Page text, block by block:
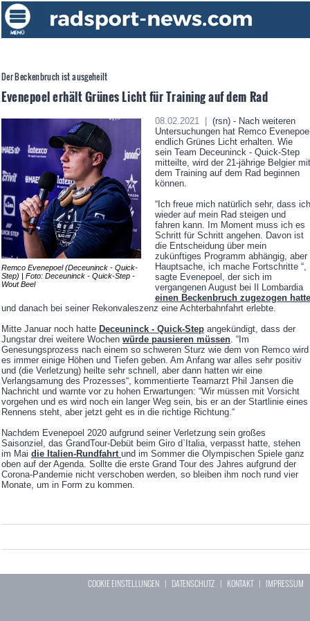
Der Beckenbruch ist ausgeheilt
Evenepoel erhält Grünes Licht für Training auf dem Rad
Remco Evenepoel (Deceuninck - Quick-
Step) | Foto: Deceuninck - Quick-Step -
Wout Beel
08.02.2021 |
(rsn) - Nach weiteren
Untersuchungen hat Remco
endlich Grünes Licht erhalten. Wie
sein Team Deceuninck - Quick-Step
mitteilte, wird der 21-jährige Belgier mit
dem Training auf dem Rad beginnen
können.
“Ich freue mich natürlich sehr, dass ich
wieder auf mein Rad steigen und
fahren kann. Im Moment muss ich es
Schritt für Schritt angehen. Davon ist
die Entscheidung über mein
zukünftiges Programm abhängig, aber
Hauptsache, ich mache Fortschritte “,
sagte Evenepoel, der sich im
vergangenen August bei Il Lombardia
einen Beckenbruch zugezogen hatte
und danach bei seiner Rekonvaleszenz eine Achterbahnfahrt erlebte.
Mitte Januar noch hatte Deceuninck - Quick-Step angekündigt, dass der
Jungstar drei weitere Wochen würde pausieren müssen. “Im
Genesungsprozess nach einem so schweren Sturz wie dem von Remco wird
es immer einige Höhen und Tiefen geben. Am Anfang war alles sehr positiv
und (die Verletzung) heilte sehr schnell, aber dann hatten wir eine
Verlangsamung des Prozesses“, kommentierte Teamarzt Phil Jansen die
Nachricht und warnte vor zu hohen Erwartungen: “Wir müssen mit Vorsicht
vorgehen und es wird noch ein langer Weg sein, bis er an der Startlinie eines
Rennens steht, aber jetzt geht es in die richtige Richtung.“
Nachdem Evenepoel 2020 aufgrund seiner Verletzung sein großes
Saisonziel, das GrandTour-Debüt beim Giro d`Italia, verpasst hatte, stehen
im Mai die Italien-Rundfahrt und im Sommer die Olympischen Spiele ganz
oben auf der Agenda. Sollte die erste Grand Tour des Jahres aufgrund der
Corona-Pandemie nicht verschoben werden, so bleiben ihm noch rund vier
Monate, um in Form zu kommen.
COOKIE EINSTELLUNGEN | DATENSCHUTZ | KONTAKT| IMPRESSUM